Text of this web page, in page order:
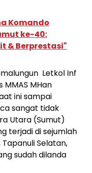
Komando
ke-40:
& Berprestasi"
Letkol Inf
MMAS MHan
ini sampai
sangat tidak
Utara (Sumut)
terjadi di sejumlah
Selatan,
sudah dilanda